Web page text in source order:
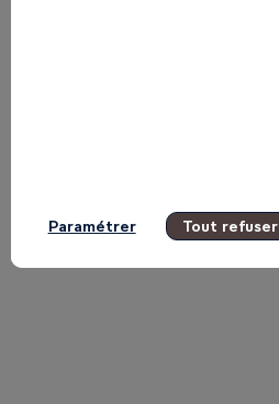
the
Main
Paramétrer Tout refuser